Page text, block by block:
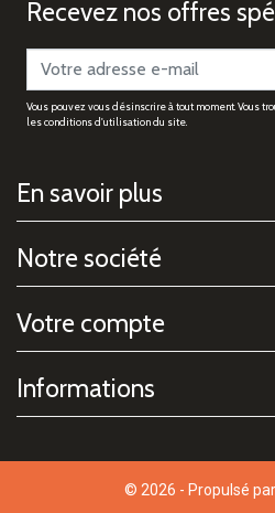
Recevez nos offres
Vous pouvez vous désinscrire à tout moment. Vous
les conditions d'utilisation du site.
En savoir plus
Notre société
Votre compte
Informations
© 2026 - Propulsé par